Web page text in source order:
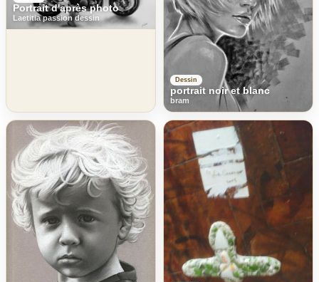
Portrait d'après photo
Laetitia passion dessin
Dessin
portrait noir et blanc
bram